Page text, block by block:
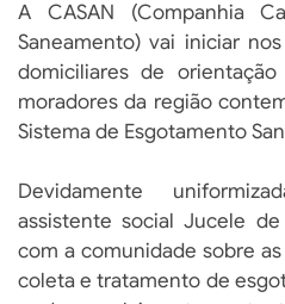
A CASAN (Companhia
Saneamento) vai iniciar
domiciliares de
moradores da região
Sistema de Esgotamento
Devidamente
assistente social Jucele
com a comunidade sobre
coleta e tratamento de